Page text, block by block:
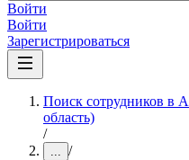
Войти
Войти
Зарегистрироваться
Поиск сотрудников в
область)
/
... /